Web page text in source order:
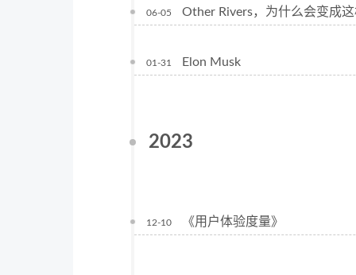
06-05 Other Rivers，为什么会变成
01-31 Elon Musk
2023
12-10 《用户体验度量》